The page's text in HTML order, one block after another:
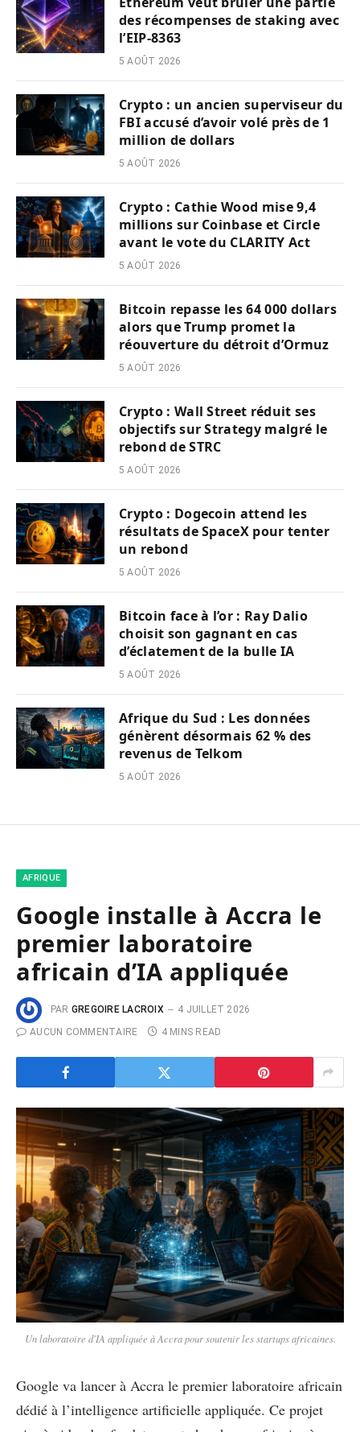
des récompenses de staking avec
l’EIP-8363
5 AOÛT 2026
Crypto : un ancien superviseur du
FBI accusé d’avoir volé près de 1
million de dollars
5 AOÛT 2026
Crypto : Cathie Wood mise 9,4
millions sur Coinbase et Circle
avant le vote du CLARITY Act
5 AOÛT 2026
Bitcoin repasse les 64 000 dollars
alors que Trump promet la
réouverture du détroit d’Ormuz
5 AOÛT 2026
Crypto : Wall Street réduit ses
objectifs sur Strategy malgré le
rebond de STRC
5 AOÛT 2026
Crypto : Dogecoin attend les
résultats de SpaceX pour tenter
un rebond
5 AOÛT 2026
Bitcoin face à l’or : Ray Dalio
choisit son gagnant en cas
d’éclatement de la bulle IA
5 AOÛT 2026
Afrique du Sud : Les données
génèrent désormais 62 % des
revenus de Telkom
5 AOÛT 2026
AFRIQUE
Google installe à Accra le
premier laboratoire
africain d’IA appliquée
PAR GREGOIRE LACROIX
4 JUILLET 2026
AUCUN COMMENTAIRE
4 MINS READ
Un laboratoire d'IA appliquée à Accra pour soutenir les startups africaines.
Google va lancer à Accra le premier laboratoire africain
dédié à l’intelligence artificielle appliquée. Ce projet